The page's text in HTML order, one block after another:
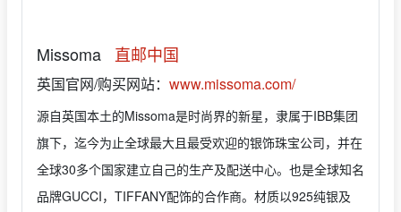
Missoma 直邮中国
英国官网/购买网站： www.missoma.com/
源自英国本土的Missoma是时尚界的新星，隶属于IBB集团
旗下，迄今为止全球最大且最受欢迎的银饰珠宝公司，并在
全球30多个国家建立自己的生产及配送中心。也是全球知名
品牌GUCCI，TIFFANY配饰的合作商。材质以925纯银及